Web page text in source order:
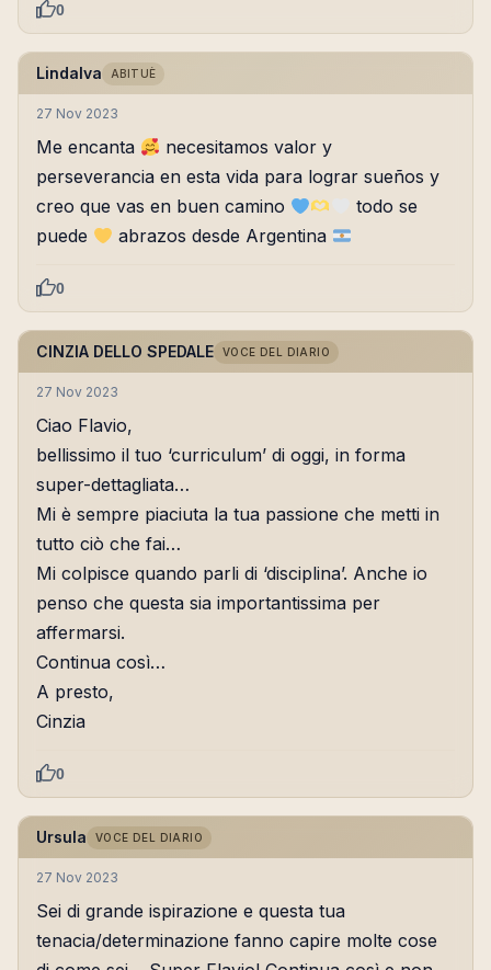
0
Lindalva ABITUÈ
27 Nov 2023
Me encanta
necesitamos valor y
perseverancia en esta vida para lograr sueños y
creo que vas en buen camino
todo se
puede
abrazos desde Argentina
0
CINZIA DELLO SPEDALE VOCE DEL DIARIO
27 Nov 2023
Ciao Flavio,
bellissimo il tuo ‘curriculum’ di oggi, in forma
super-dettagliata…
Mi è sempre piaciuta la tua passione che metti in
tutto ciò che fai…
Mi colpisce quando parli di ‘disciplina’. Anche io
penso che questa sia importantissima per
affermarsi.
Continua così…
A presto,
Cinzia
0
Ursula VOCE DEL DIARIO
27 Nov 2023
Sei di grande ispirazione e questa tua
tenacia/determinazione fanno capire molte cose